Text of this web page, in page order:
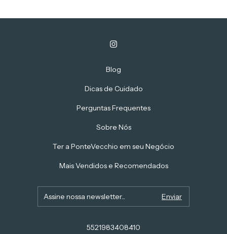
Blog
Dicas de Cuidado
Perguntas Frequentes
Sobre Nós
Ter a PonteVecchio em seu Negócio
Mais Vendidos e Recomendados
5521983408410